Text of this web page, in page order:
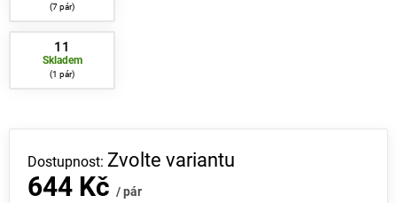
7 pár
11
Skladem
1 pár
644 Kč / pár
Zvolte variantu